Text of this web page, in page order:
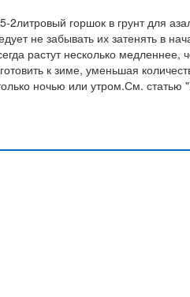
2литровый горшок в грунт для
не забывать их затенять в
растут несколько
к зиме, уменьшая
ночью или утром.См.